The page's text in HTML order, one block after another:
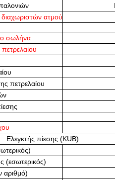
ατμού
σωλήνα
πετρελαίου
Ελεγκτής πίεσης (KUB)
(εσωτερικός)
αριθμό)